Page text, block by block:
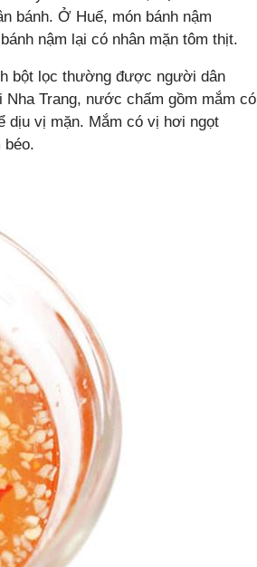
bánh. Ở Huế, món bánh nậm
nậm lại có nhân mặn tôm thịt.
bột lọc thường được người dân
Trang, nước chấm gồm mắm có
dịu vị mặn. Mắm có vị hơi ngọt
béo.